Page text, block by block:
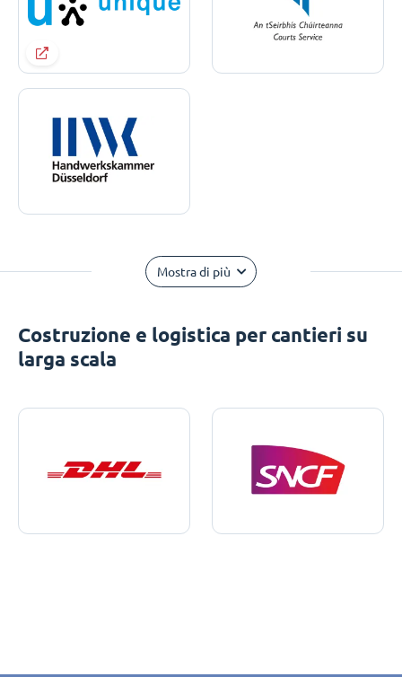
Mostra di più
Costruzione e logistica per cantieri su
larga scala